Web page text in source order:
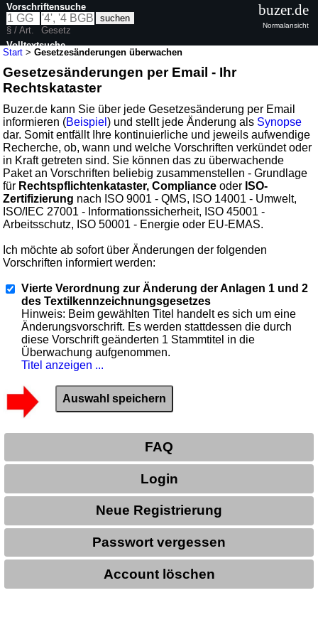
Start >Gesetzesänderungen überwachen
Gesetzesänderungen per Email - Ihr
Rechtskataster
Buzer.de kann Sie über jede Gesetzesänderung per Email
informieren (Beispiel) und stellt jede Änderung als Synopse
dar. Somit entfällt Ihre kontinuierliche und jeweils aufwendige
Recherche, ob, wann und welche Vorschriften verkündet oder
in Kraft getreten sind. Sie können das zu überwachende
Paket an Vorschriften beliebig zusammenstellen - Grundlage
für Rechtspflichtenkataster, Compliance oder ISO-
Zertifizierung nach ISO 9001 - QMS, ISO 14001 - Umwelt,
ISO/IEC 27001 - Informationssicherheit, ISO 45001 -
Arbeitsschutz, ISO 50001 - Energie oder EU-EMAS.
Ich möchte ab sofort über Änderungen der folgenden
Vorschriften informiert werden:
Vierte Verordnung zur Änderung der Anlagen 1 und 2
des Textilkennzeichnungsgesetzes
Hinweis: Beim gewählten Titel handelt es sich um eine
Änderungsvorschrift. Es werden stattdessen die durch
diese Vorschrift geänderten 1 Stammtitel in die
Überwachung aufgenommen.
Titel anzeigen ...
FAQ
Login
Neue Registrierung
Passwort vergessen
Account löschen
Vorschriftensuche
§ / Art.
Gesetz
Volltextsuche
buzer.de
Normalansicht